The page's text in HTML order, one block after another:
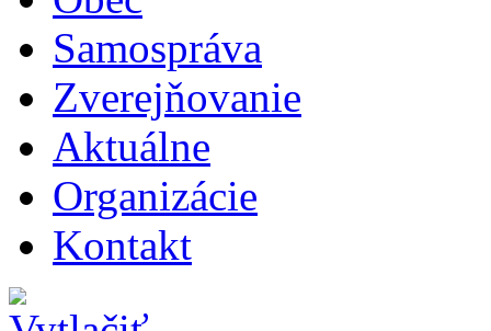
Samospráva
Zverejňovanie
Aktuálne
Organizácie
Kontakt